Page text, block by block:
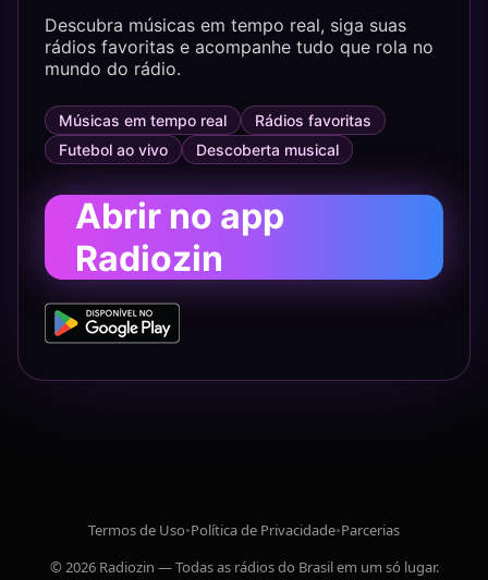
Descubra músicas em tempo real, siga suas
rádios favoritas e acompanhe tudo que rola no
mundo do rádio.
Músicas em tempo real
Rádios favoritas
Futebol ao vivo
Descoberta musical
Abrir no app
Radiozin
Termos de Uso•Política de Privacidade•Parcerias
© 2026 Radiozin — Todas as rádios do Brasil em um só lugar.